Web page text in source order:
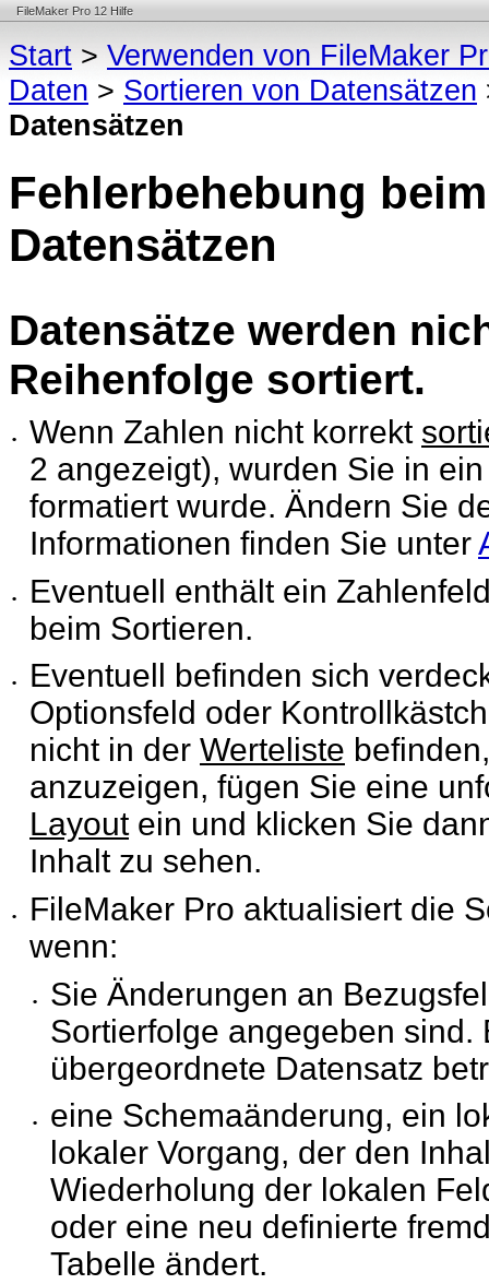
FileMaker Pro 12 Hilfe
Start > Verwenden von FileMaker
Daten > Sortieren von Datensätzen
Datensätzen
Fehlerbehebung
Datensätzen
Datensätze werden
Reihenfolge sortiert.
• Wenn Zahlen nicht korrekt
2 angezeigt), wurden Sie in
formatiert wurde. Ändern Sie
Informationen finden Sie unter
•
Eventuell enthält ein
beim Sortieren.
•
Eventuell befinden sich
Optionsfeld oder
nicht in der Werteliste
anzuzeigen, fügen Sie eine
Layoutein und klicken Sie
Inhalt zu sehen.
• FileMaker Pro aktualisiert die
wenn:
•
Sie Änderungen an
Sortierfolge angegeben sind.
übergeordnete Datensatz
•
eine Schemaänderung, ein
lokaler Vorgang, der den
Wiederholung der lokalen
oder eine neu definierte
Tabelle ändert.